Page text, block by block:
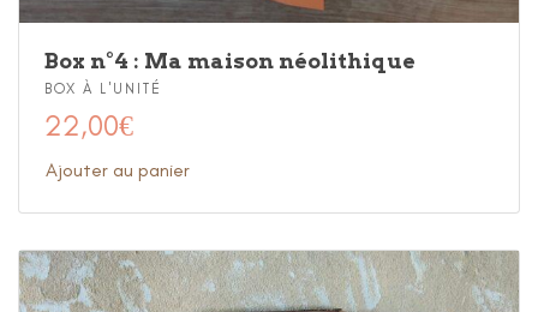
Box n°4 : Ma maison néolithique
BOX À L'UNITÉ
22,00€
Ajouter au panier